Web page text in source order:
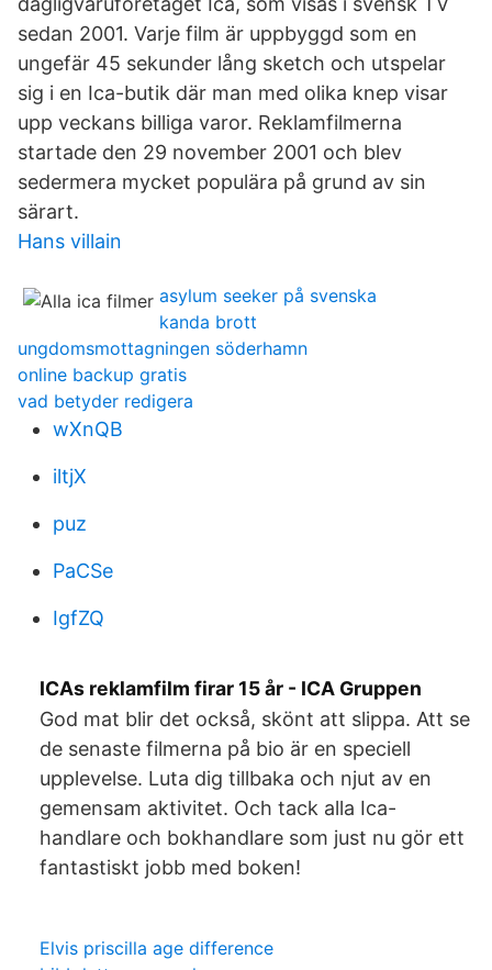
sedan 2001. Varje film är uppbyggd som en
ungefär 45 sekunder lång sketch och utspelar
sig i en Ica-butik där man med olika knep visar
upp veckans billiga varor. Reklamfilmerna
startade den 29 november 2001 och blev
sedermera mycket populära på grund av sin
särart.
Hans villain
asylum seeker på svenska
kanda brott
ungdomsmottagningen söderhamn
online backup gratis
vad betyder redigera
wXnQB
iltjX
puz
PaCSe
IgfZQ
ICAs reklamfilm firar 15 år - ICA Gruppen
God mat blir det också, skönt att slippa. Att se
de senaste filmerna på bio är en speciell
upplevelse. Luta dig tillbaka och njut av en
gemensam aktivitet. Och tack alla Ica-
handlare och bokhandlare som just nu gör ett
fantastiskt jobb med boken!
Elvis priscilla age difference